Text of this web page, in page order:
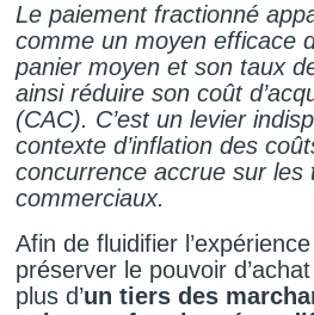
Le paiement fractionné
comme un moyen efficace
panier moyen et son taux
ainsi réduire son coût
(CAC). C’est un levier
contexte d’inflation des
concurrence accrue sur les
commerciaux.
Afin de fluidifier
préserver le pouvoir
plus d’un tiers des